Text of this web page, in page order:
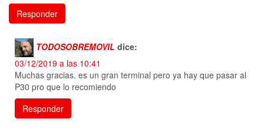
Responder
TODOSOBREMOVIL dice:
03/12/2019 a las 10:41
Muchas gracias. es un gran terminal pero ya hay que pasar al
P30 pro que lo recomiendo
Responder